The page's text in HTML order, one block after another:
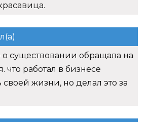
существовании обращала на
что работал в бизнесе
жизни, но делал это за